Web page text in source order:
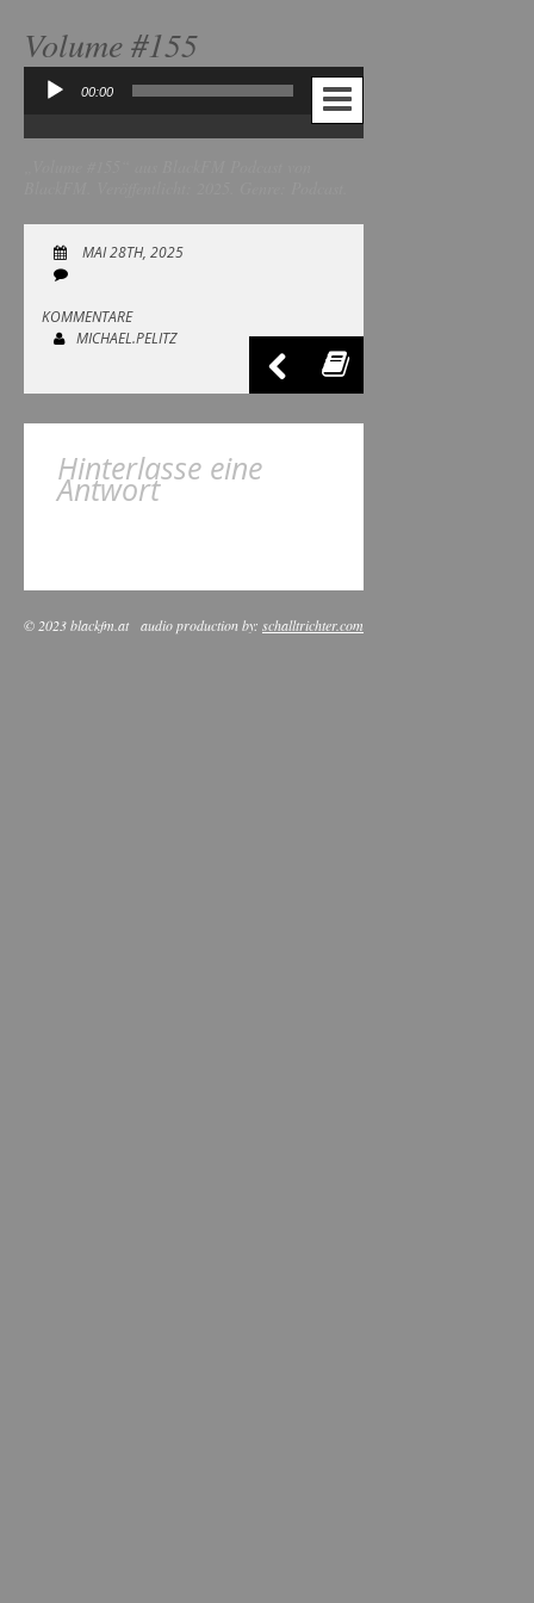
Volume #155
Audio-
00:00 00:00
MAI 28TH, 2025
KOMMENTARE
MICHAEL.PELITZ
Hinterlasse eine
Antwort
© 2023 blackfm.at audio production by: schalltrichter.com